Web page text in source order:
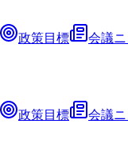
政策目標 会議
政策目標 会議